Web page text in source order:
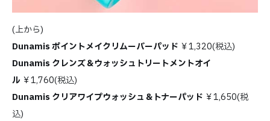
(上から)
Dunamis ポイントメイクリムーバーパッド ￥1,320(税込)
Dunamis クレンズ＆ウォッシュトリートメントオイ
ル ￥1,760(税込)
Dunamis クリアワイプウォッシュ＆トナーパッド ￥1,650(税
込)